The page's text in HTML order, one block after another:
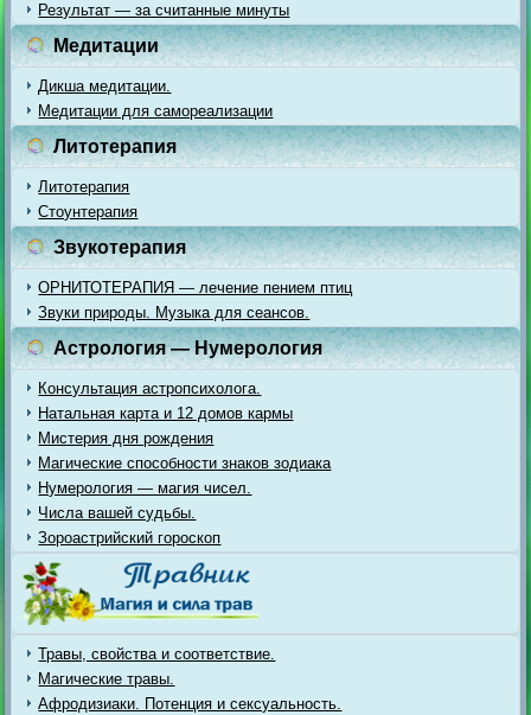
Результат — за считанные минуты
Медитации
Дикша медитации.
Медитации для самореализации
Литотерапия
Литотерапия
Стоунтерапия
Звукотерапия
ОРНИТОТЕРАПИЯ — лечение пением птиц
Звуки природы. Музыка для сеансов.
Астрология — Нумерология
Консультация астропсихолога.
Натальная карта и 12 домов кармы
Мистерия дня рождения
Магические способности знаков зодиака
Нумерология — магия чисел.
Числа вашей судьбы.
Зороастрийский гороскоп
Травы, свойства и соответствие.
Магические травы.
Афродизиаки. Потенция и сексуальность.